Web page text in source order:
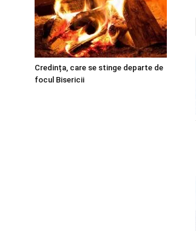
Credința, care se stinge departe de
focul Bisericii